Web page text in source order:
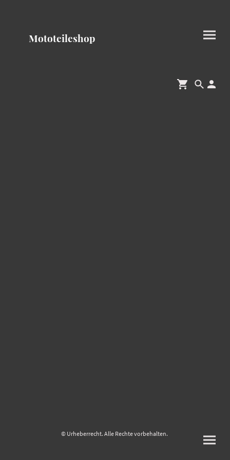
Mototeileshop
© Urheberrecht. Alle Rechte vorbehalten.